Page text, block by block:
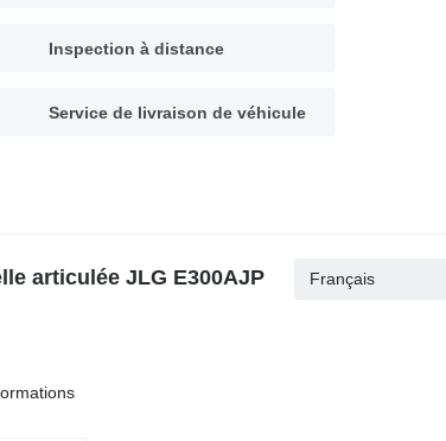
Inspection à distance
Service de livraison de véhicule
articulée JLG E300AJP Français